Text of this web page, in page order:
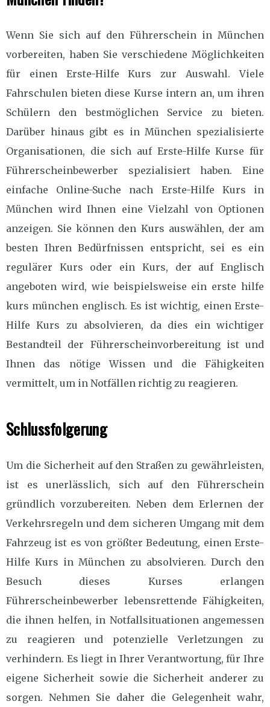
Wenn Sie sich auf den Führerschein in München
vorbereiten, haben Sie verschiedene Möglichkeiten
für einen Erste-Hilfe Kurs zur Auswahl. Viele
Fahrschulen bieten diese Kurse intern an, um ihren
Schülern den bestmöglichen Service zu bieten.
Darüber hinaus gibt es in München spezialisierte
Organisationen, die sich auf Erste-Hilfe Kurse für
Führerscheinbewerber spezialisiert haben. Eine
einfache Online-Suche nach Erste-Hilfe Kurs in
München wird Ihnen eine Vielzahl von Optionen
anzeigen. Sie können den Kurs auswählen, der am
besten Ihren Bedürfnissen entspricht, sei es ein
regulärer Kurs oder ein Kurs, der auf Englisch
angeboten wird, wie beispielsweise ein erste hilfe
kurs münchen englisch. Es ist wichtig, einen Erste-
Hilfe Kurs zu absolvieren, da dies ein wichtiger
Bestandteil der Führerscheinvorbereitung ist und
Ihnen das nötige Wissen und die Fähigkeiten
vermittelt, um in Notfällen richtig zu reagieren.
Schlussfolgerung
Um die Sicherheit auf den Straßen zu gewährleisten,
ist es unerlässlich, sich auf den Führerschein
gründlich vorzubereiten. Neben dem Erlernen der
Verkehrsregeln und dem sicheren Umgang mit dem
Fahrzeug ist es von größter Bedeutung, einen Erste-
Hilfe Kurs in München zu absolvieren. Durch den
Besuch dieses Kurses erlangen
Führerscheinbewerber lebensrettende Fähigkeiten,
die ihnen helfen, in Notfallsituationen angemessen
zu reagieren und potenzielle Verletzungen zu
verhindern. Es liegt in Ihrer Verantwortung, für Ihre
eigene Sicherheit sowie die Sicherheit anderer zu
sorgen. Nehmen Sie daher die Gelegenheit wahr,